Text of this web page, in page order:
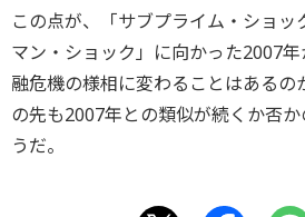
この点が、「サブプライム・ショッ
マン・ショック」に向かった2007
融危機の様相に変わることはあるの
の先も2007年との類似が続くか否
うだ。